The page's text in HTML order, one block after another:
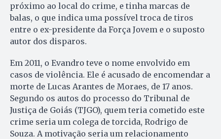
próximo ao local do crime, e tinha marcas de
balas, o que indica uma possível troca de tiros
entre o ex-presidente da Força Jovem e o suposto
autor dos disparos.
Em 2011, o Evandro teve o nome envolvido em
casos de violência. Ele é acusado de encomendar a
morte de Lucas Arantes de Moraes, de 17 anos.
Segundo os autos do processo do Tribunal de
Justiça de Goiás (TJGO), quem teria cometido este
crime seria um colega de torcida, Rodrigo de
Souza. A motivação seria um relacionamento